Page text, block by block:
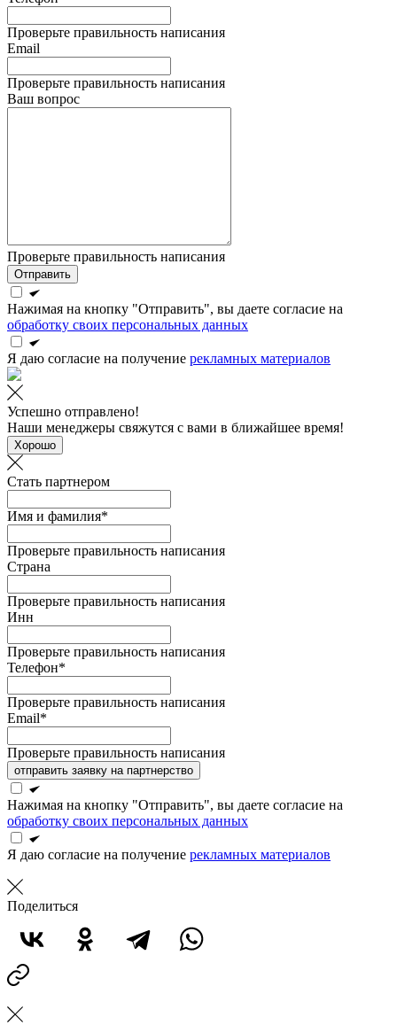
Проверьте правильность написания
Email
Проверьте правильность написания
Ваш вопрос
Проверьте правильность написания
Отправить
Нажимая на кнопку "Отправить", вы даете согласие на
обработку своих персональных данных
Я даю согласие на получение рекламных материалов
Успешно отправлено!
Наши менеджеры свяжутся с вами в ближайшее время!
Хорошо
Стать партнером
Имя и фамилия*
Проверьте правильность написания
Страна
Проверьте правильность написания
Инн
Проверьте правильность написания
Телефон*
Проверьте правильность написания
Email*
Проверьте правильность написания
отправить заявку на партнерство
Нажимая на кнопку "Отправить", вы даете согласие на
обработку своих персональных данных
Я даю согласие на получение рекламных материалов
Поделиться